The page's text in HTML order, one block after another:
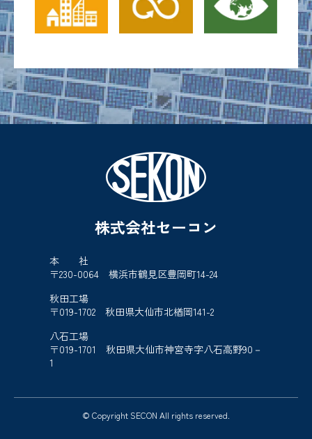
株式会社セーコン
本 社
〒230-0064 横浜市鶴見区豊岡町14-24
秋田工場
〒019-1702 秋田県大仙市北楢岡141-2
八石工場
〒019-1701 秋田県大仙市神宮寺字八石高野90－
1
© Copyright SECON All rights reserved.